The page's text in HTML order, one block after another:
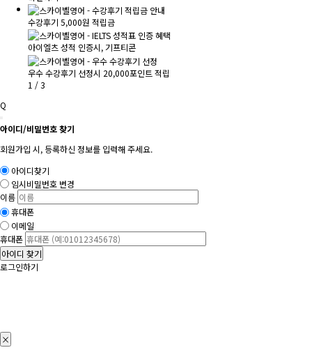
수강후기 5,000원 적립금
아이엘츠 성적 인증시, 기프티콘
우수 수강후기 선정시 20,000포인트 적립
1 /3
Q
아이디/비밀번호 찾기
회원가입 시, 등록하신 정보를 입력해 주세요.
아이디찾기
임시비밀번호 변경
이름
휴대폰
이메일
휴대폰
아이디 찾기
로그인하기
×